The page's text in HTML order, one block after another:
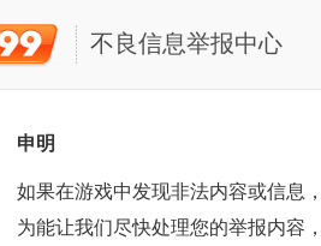
不良信息举报中心
申明
如果在游戏中发现非法内容或信息
为能让我们尽快处理您的举报内容